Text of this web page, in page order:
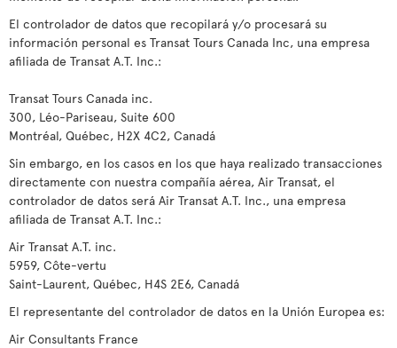
El controlador de datos que recopilará y/o procesará su
información personal es Transat Tours Canada Inc, una empresa
afiliada de Transat A.T. Inc.:
Transat Tours Canada inc.
300, Léo-Pariseau, Suite 600
Montréal, Québec, H2X 4C2, Canadá
Sin embargo, en los casos en los que haya realizado transacciones
directamente con nuestra compañía aérea, Air Transat, el
controlador de datos será Air Transat A.T. Inc., una empresa
afiliada de Transat A.T. Inc.:
Air Transat A.T. inc.
5959, Côte-vertu
Saint-Laurent, Québec, H4S 2E6, Canadá
El representante del controlador de datos en la Unión Europea es:
Air Consultants France